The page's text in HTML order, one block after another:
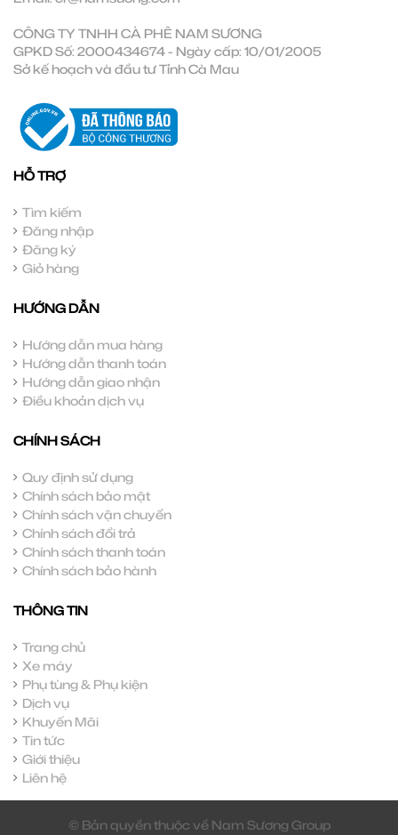
CÔNG TY TNHH CÀ PHÊ NAM SƯƠNG
GPKD Số: 2000434674 - Ngày cấp: 10/01/2005
Sở kế hoạch và đầu tư Tỉnh Cà Mau
HỖ TRỢ
Tìm kiếm
Đăng nhập
Đăng ký
Giỏ hàng
HƯỚNG DẪN
Hướng dẫn mua hàng
Hướng dẫn thanh toán
Hướng dẫn giao nhận
Điều khoản dịch vụ
CHÍNH SÁCH
Quy định sử dụng
Chính sách bảo mật
Chính sách vận chuyển
Chính sách đổi trả
Chính sách thanh toán
Chính sách bảo hành
THÔNG TIN
Trang chủ
Xe máy
Phụ tùng & Phụ kiện
Dịch vụ
Khuyến Mãi
Tin tức
Giới thiệu
Liên hệ
© Bản quyền thuộc về Nam Sương Group